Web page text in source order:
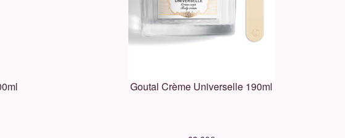
Goutal Crème Universelle 190ml